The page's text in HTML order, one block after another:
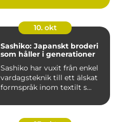
10. okt
Sashiko: Japanskt broderi
som håller i generationer
Sashiko har vuxit från enkel
vardagsteknik till ett älskat
formspråk inom textilt s...